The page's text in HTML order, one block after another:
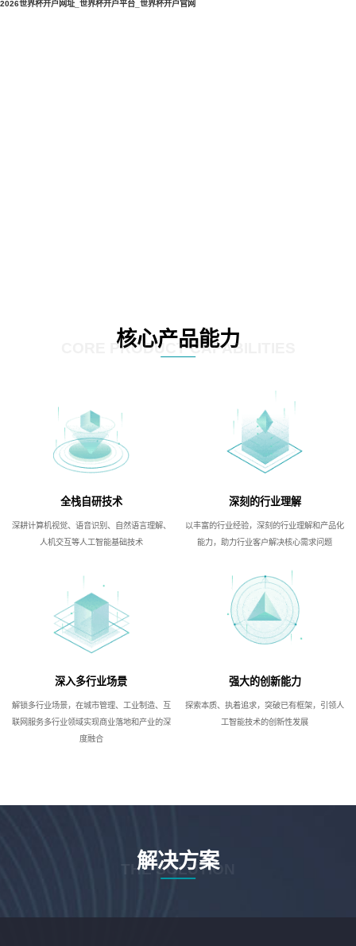
2026世界杯开户网址_世界杯开户平台_世界杯开户官网
核心产品能力
CORE PRODUCT CAPABILITIES
全栈自研技术
深耕计算机视觉、语音识别、自然语言理解、
人机交互等人工智能基础技术
深刻的行业理解
以丰富的行业经验，深刻的行业理解和产品化
能力，助力行业客户解决核心需求问题
深入多行业场景
解锁多行业场景，在城市管理、工业制造、互
联网服务多行业领域实现商业落地和产业的深
度融合
强大的创新能力
探索本质、执着追求，突破已有框架，引领人
工智能技术的创新性发展
解决方案
THE SOLUTION